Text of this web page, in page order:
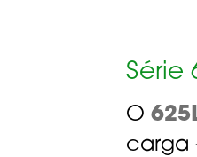
Série
O
carga